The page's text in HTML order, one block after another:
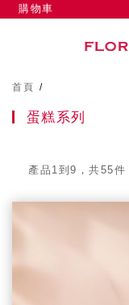
購物車
首頁 /
蛋糕系列
產品1到9，共55件